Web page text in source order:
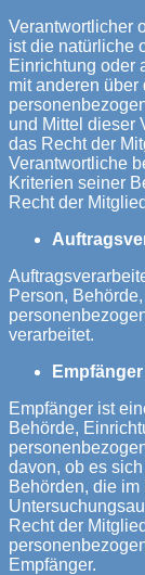
Verantwortlicher
ist die natürliche
Einrichtung oder
mit anderen über
und Mittel dieser
das Recht der
Verantwortliche
Kriterien seiner
Recht der
Person,
verarbeitet.
Empfänger
Empfänger ist
Behörde,
davon, ob es
Behörden, die
Recht der
Empfänger.